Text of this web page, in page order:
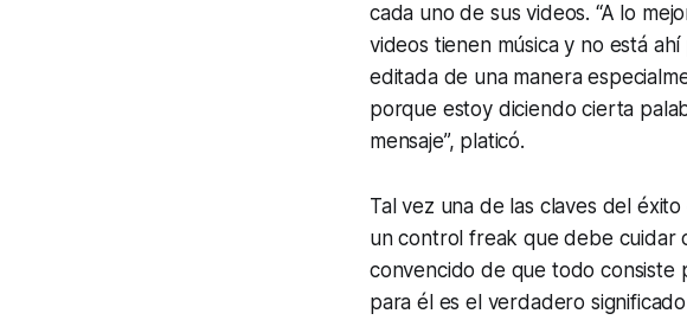
cada uno de sus videos. “A lo
videos tienen música y no está
editada de una manera
porque estoy diciendo cierta
mensaje”, platicó.
Tal vez una de las claves del
un control freak que debe cuidar
convencido de que todo consiste
para él es el verdadero